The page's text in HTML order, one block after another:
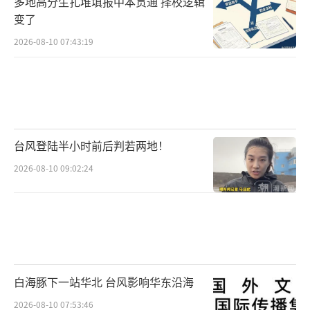
变了
2026-08-10 07:43:19
台风登陆半小时前后判若两地！
2026-08-10 09:02:24
白海豚下一站华北 台风影响华东沿海
2026-08-10 07:53:46